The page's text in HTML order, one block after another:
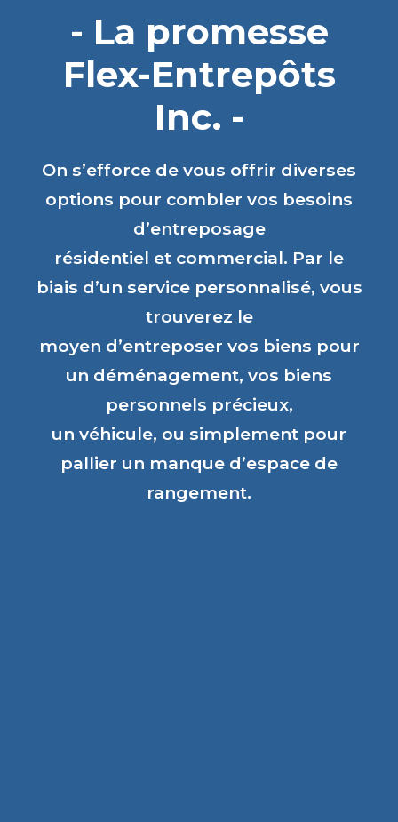
- La promesse
Flex-Entrepôts
Inc. -
On s’efforce de vous offrir diverses
options pour combler vos besoins
d’entreposage
résidentiel et commercial. Par le
biais d’un service personnalisé, vous
trouverez le
moyen d’entreposer vos biens pour
un déménagement, vos biens
personnels précieux,
un véhicule, ou simplement pour
pallier un manque d’espace de
rangement.